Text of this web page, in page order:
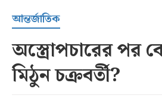
আন্তর্জাতিক
অস্ত্রোপচারের পর
মিঠুন চক্রবর্তী?